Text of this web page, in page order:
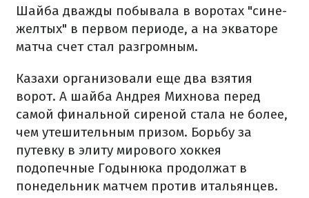
Шайба дважды побывала в воротах "сине-
желтых" в первом периоде, а на экваторе
матча счет стал разгромным.
Казахи организовали еще два взятия
ворот. А шайба Андрея Михнова перед
самой финальной сиреной стала не более,
чем утешительным призом. Борьбу за
путевку в элиту мирового хоккея
подопечные Годынюка продолжат в
понедельник матчем против итальянцев.